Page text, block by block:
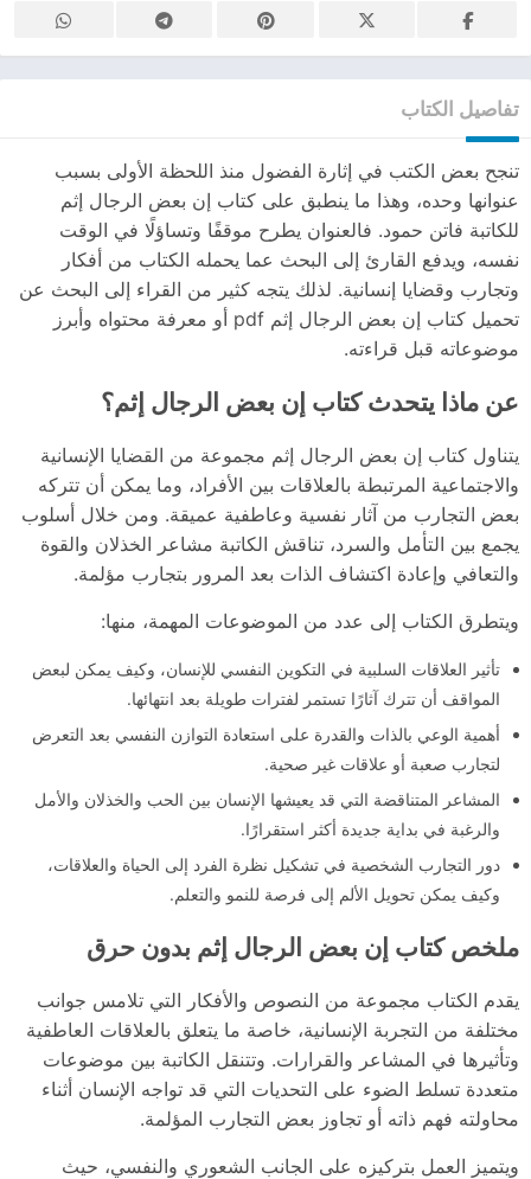
تفاصيل الكتاب
تنجح بعض الكتب في إثارة الفضول منذ اللحظة الأولى بسبب
عنوانها وحده، وهذا ما ينطبق على كتاب إن بعض الرجال إثم
للكاتبة فاتن حمود. فالعنوان يطرح موقفًا وتساؤلًا في الوقت
نفسه، ويدفع القارئ إلى البحث عما يحمله الكتاب من أفكار
وتجارب وقضايا إنسانية. لذلك يتجه كثير من القراء إلى البحث عن
تحميل كتاب إن بعض الرجال إثم pdf أو معرفة محتواه وأبرز
موضوعاته قبل قراءته.
عن ماذا يتحدث كتاب إن بعض الرجال إثم؟
يتناول كتاب إن بعض الرجال إثم مجموعة من القضايا الإنسانية
والاجتماعية المرتبطة بالعلاقات بين الأفراد، وما يمكن أن تتركه
بعض التجارب من آثار نفسية وعاطفية عميقة. ومن خلال أسلوب
يجمع بين التأمل والسرد، تناقش الكاتبة مشاعر الخذلان والقوة
والتعافي وإعادة اكتشاف الذات بعد المرور بتجارب مؤلمة.
ويتطرق الكتاب إلى عدد من الموضوعات المهمة، منها:
تأثير العلاقات السلبية في التكوين النفسي للإنسان، وكيف يمكن لبعض
المواقف أن تترك آثارًا تستمر لفترات طويلة بعد انتهائها.
أهمية الوعي بالذات والقدرة على استعادة التوازن النفسي بعد التعرض
لتجارب صعبة أو علاقات غير صحية.
المشاعر المتناقضة التي قد يعيشها الإنسان بين الحب والخذلان والأمل
والرغبة في بداية جديدة أكثر استقرارًا.
دور التجارب الشخصية في تشكيل نظرة الفرد إلى الحياة والعلاقات،
وكيف يمكن تحويل الألم إلى فرصة للنمو والتعلم.
ملخص كتاب إن بعض الرجال إثم بدون حرق
يقدم الكتاب مجموعة من النصوص والأفكار التي تلامس جوانب
مختلفة من التجربة الإنسانية، خاصة ما يتعلق بالعلاقات العاطفية
وتأثيرها في المشاعر والقرارات. وتتنقل الكاتبة بين موضوعات
متعددة تسلط الضوء على التحديات التي قد تواجه الإنسان أثناء
محاولته فهم ذاته أو تجاوز بعض التجارب المؤلمة.
ويتميز العمل بتركيزه على الجانب الشعوري والنفسي، حيث